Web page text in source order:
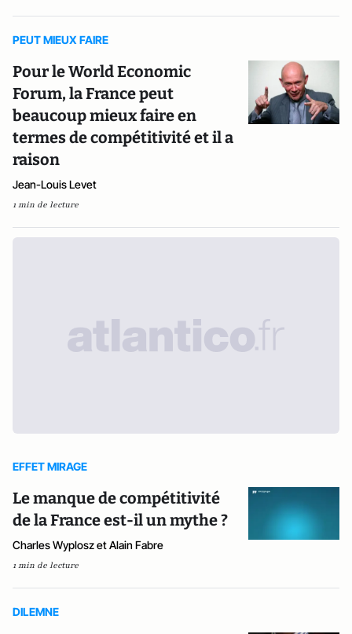
PEUT MIEUX FAIRE
Pour le World Economic
Forum, la France peut
beaucoup mieux faire en
termes de compétitivité et il a
raison
Jean-Louis Levet
1 min de lecture
EFFET MIRAGE
Le manque de compétitivité
de la France est-il un mythe ?
Charles Wyplosz et Alain Fabre
1 min de lecture
DILEMNE